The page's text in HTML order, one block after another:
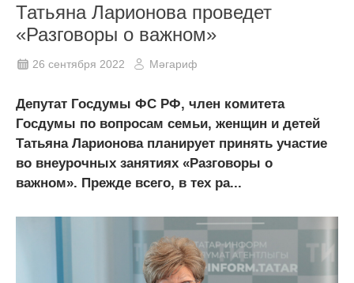
Татьяна Ларионова проведет
«Разговоры о важном»
26 сентября 2022 Мәгариф
Депутат Госдумы ФС РФ, член комитета
Госдумы по вопросам семьи, женщин и детей
Татьяна Ларионова планирует принять участие
во внеурочных занятиях «Разговоры о
важном». Прежде всего, в тех ра...